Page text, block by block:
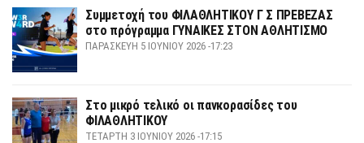
Συμμετοχή του ΦΙΛΑΘΛΗΤΙΚΟΥ Γ Σ ΠΡΕΒΕΖΑΣ
στο πρόγραμμα ΓΥΝΑΙΚΕΣ ΣΤΟΝ ΑΘΛΗΤΙΣΜΟ
ΠΑΡΑΣΚΕΥΉ 5 ΙΟΥΝΊΟΥ 2026 -17:23
Στο μικρό τελικό οι πανκορασίδες του
ΦΙΛΑΘΛΗΤΙΚΟΥ
ΤΕΤΆΡΤΗ 3 ΙΟΥΝΊΟΥ 2026 -17:15